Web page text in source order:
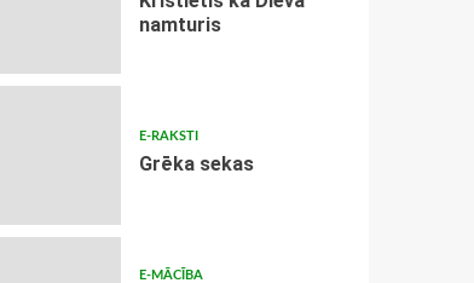
namturis
E-RAKSTI
Grēka sekas
E-MĀCĪBA